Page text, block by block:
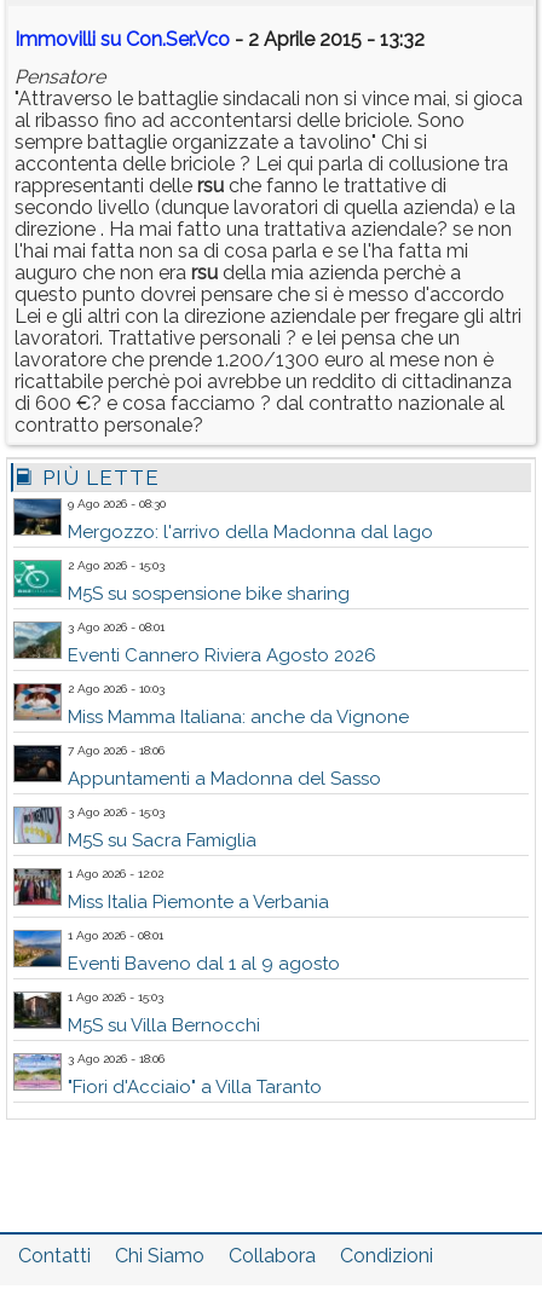
Immovilli su Con.Ser.Vco - 2 Aprile 2015 - 13:32
Pensatore
"Attraverso le battaglie sindacali non si vince mai, si gioca
al ribasso fino ad accontentarsi delle briciole. Sono
sempre battaglie organizzate a tavolino" Chi si
accontenta delle briciole ? Lei qui parla di collusione tra
rappresentanti delle rsu che fanno le trattative di
secondo livello (dunque lavoratori di quella azienda) e la
direzione . Ha mai fatto una trattativa aziendale? se non
l'hai mai fatta non sa di cosa parla e se l'ha fatta mi
auguro che non era rsu della mia azienda perchè a
questo punto dovrei pensare che si è messo d'accordo
Lei e gli altri con la direzione aziendale per fregare gli altri
lavoratori. Trattative personali ? e lei pensa che un
lavoratore che prende 1.200/1300 euro al mese non è
ricattabile perchè poi avrebbe un reddito di cittadinanza
di 600 €? e cosa facciamo ? dal contratto nazionale al
contratto personale?
PIÙ LETTE
9 Ago 2026 - 08:30
Mergozzo: l'arrivo della Madonna dal lago
2 Ago 2026 - 15:03
M5S su sospensione bike sharing
3 Ago 2026 - 08:01
Eventi Cannero Riviera Agosto 2026
2 Ago 2026 - 10:03
Miss Mamma Italiana: anche da Vignone
7 Ago 2026 - 18:06
Appuntamenti a Madonna del Sasso
3 Ago 2026 - 15:03
M5S su Sacra Famiglia
1 Ago 2026 - 12:02
Miss Italia Piemonte a Verbania
1 Ago 2026 - 08:01
Eventi Baveno dal 1 al 9 agosto
1 Ago 2026 - 15:03
M5S su Villa Bernocchi
3 Ago 2026 - 18:06
"Fiori d'Acciaio" a Villa Taranto
Contatti Chi Siamo Collabora
Condizioni